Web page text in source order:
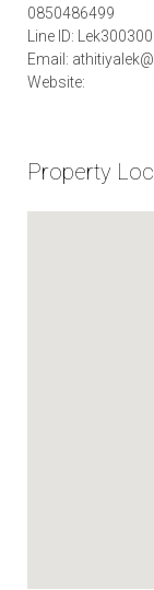
0850486499
Line ID: Lek300300
Email:
Website:
Property